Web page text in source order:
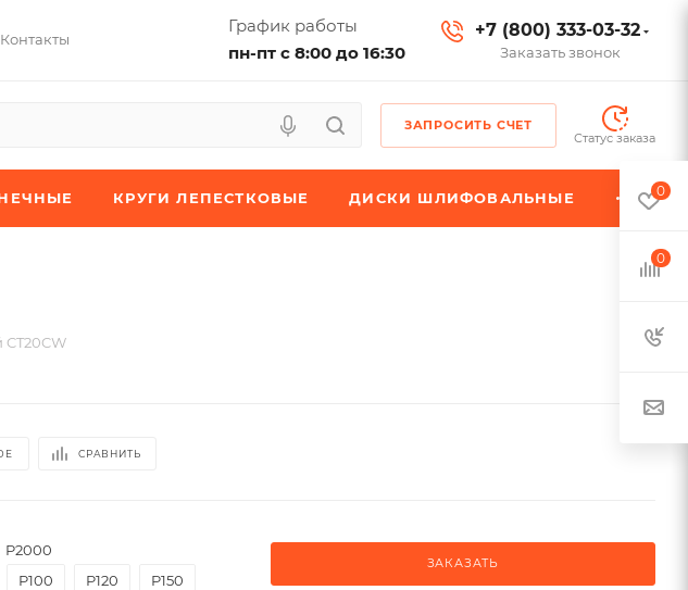
Контакты
График работы
пн-пт с 8:00 до 16:30
+7 (800) 333-03-32
Заказать звонок
ЗАПРОСИТЬ СЧЕТ
Статус заказа
КРУГИ ЛЕПЕСТКОВЫЕ ДИСКИ ШЛИФОВАЛЬНЫЕ
СРАВНИТЬ
P2000
P100 P120 P150
ЗАКАЗАТЬ
0
0